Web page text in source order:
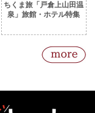
ちくま旅「戸倉上山田温
泉」旅館・ホテル特集